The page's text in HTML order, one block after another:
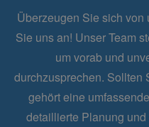
Überzeugen Sie sich von
Sie uns an! Unser Team
um vorab und
durchzusprechen. Sollten
gehört eine
detaillierte Planung